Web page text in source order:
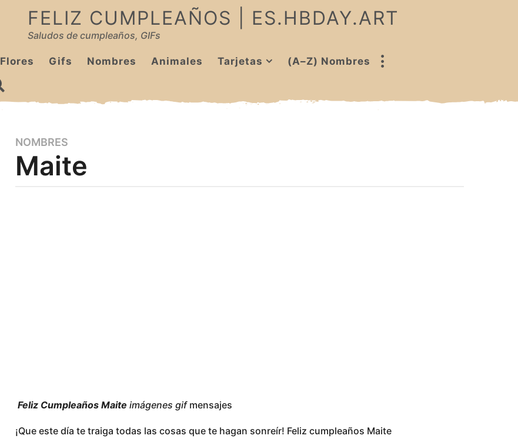
FELIZ CUMPLEAÑOS | ES.HBDAY.ART
Saludos de cumpleaños, GIFs
Flores Gifs Nombres Animales Tarjetas (A–Z) Nombres
3
m
NOMBRES
Maite
Feliz Cumpleaños Maite imágenes gifmensajes
¡Que este día te traiga todas las cosas que te hagan sonreír! Feliz cumpleaños Maite